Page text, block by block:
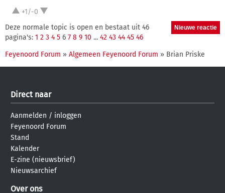
+1/-0
Deze normale topic is open en bestaat uit 46
pagina's: 1 2 3 4 5 6 7 8 9 10 ... 42 43 44 45 46
Feyenoord Forum » Algemeen Feyenoord Forum » Brian Priske
Direct naar
Aanmelden / inloggen
Feyenoord Forum
Stand
Kalender
E-zine (nieuwsbrief)
Nieuwsarchief
Over ons